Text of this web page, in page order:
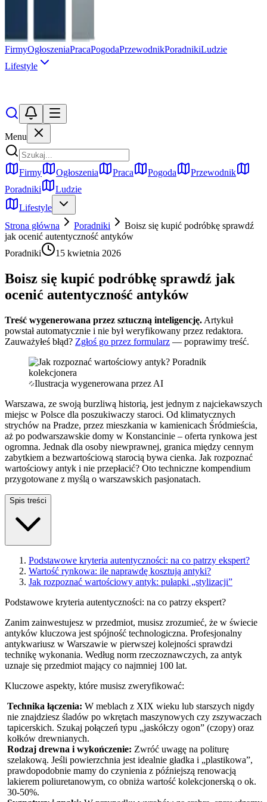
FirmyOgłoszeniaPracaPogodaPrzewodnikPoradnikiLudzie
Lifestyle
Menu
Firmy Ogłoszenia Praca Pogoda
Przewodnik
Poradniki
Ludzie
Lifestyle
Strona główna
Poradniki
Boisz się kupić podróbkę sprawdź
jak ocenić autentyczność antyków
Poradniki
15 kwietnia 2026
Boisz się kupić podróbkę sprawdź jak
ocenić autentyczność antyków
Treść wygenerowana przez sztuczną inteligencję. Artykuł
powstał automatycznie i nie był weryfikowany przez redaktora.
Zauważyłeś błąd? Zgłoś go przez formularz — poprawimy treść.
Ilustracja wygenerowana przez AI
Warszawa, ze swoją burzliwą historią, jest jednym z najciekawszych
miejsc w Polsce dla poszukiwaczy staroci. Od klimatycznych
strychów na Pradze, przez mieszkania w kamienicach Śródmieścia,
aż po podwarszawskie domy w Konstancinie – oferta rynkowa jest
ogromna. Jednak dla osoby niewprawnej, granica między cennym
zabytkiem a bezwartościową starocią bywa cienka. Jak rozpoznać
wartościowy antyk i nie przepłacić? Oto techniczne kompendium
przygotowane z myślą o warszawskich pasjonatach.
Spis treści
Podstawowe kryteria autentyczności: na co patrzy ekspert?
Wartość rynkowa: ile naprawdę kosztują antyki?
Jak rozpoznać wartościowy antyk: pułapki „stylizacji”
Podstawowe kryteria autentyczności: na co patrzy ekspert?
Zanim zainwestujesz w przedmiot, musisz zrozumieć, że w świecie
antyków kluczowa jest spójność technologiczna. Profesjonalny
antykwariusz w Warszawie w pierwszej kolejności sprawdzi
technikę wykonania. Według norm rzeczoznawczych, za antyk
uznaje się przedmiot mający co najmniej 100 lat.
Kluczowe aspekty, które musisz zweryfikować:
Technika łączenia: W meblach z XIX wieku lub starszych nigdy
nie znajdziesz śladów po wkrętach maszynowych czy zszywaczach
tapicerskich. Szukaj połączeń typu „jaskółczy ogon” (czopy) oraz
kołków drewnianych.
Rodzaj drewna i wykończenie: Zwróć uwagę na politurę
szelakową. Jeśli powierzchnia jest idealnie gładka i „plastikowa”,
prawdopodobnie mamy do czynienia z późniejszą renowacją
lakierem poliuretanowym, co obniża wartość kolekcjonerską o ok.
30-50%.